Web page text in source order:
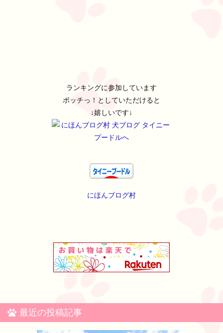
ランキングに参加しています
ポッチっ！としていただけると
↓嬉しいです↓
にほんブログ村
最近の投稿記事